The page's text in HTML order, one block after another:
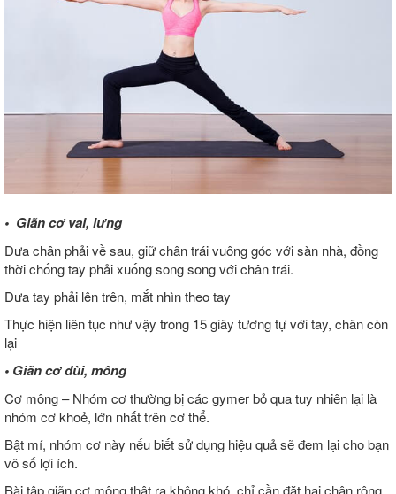
• Giãn cơ vai, lưng
Đưa chân phải về sau, giữ chân trái vuông góc với sàn nhà, đồng
thời chống tay phải xuống song song với chân trái.
Đưa tay phải lên trên, mắt nhìn theo tay
Thực hiện liên tục như vậy trong 15 giây tương tự với tay, chân còn
lại
• Giãn cơ đùi, mông
Cơ mông – Nhóm cơ thường bị các gymer bỏ qua tuy nhiên lại là
nhóm cơ khoẻ, lớn nhất trên cơ thể.
Bật mí, nhóm cơ này nếu biết sử dụng hiệu quả sẽ đem lại cho bạn
vô số lợi ích.
Bài tập giãn cơ mông thật ra không khó, chỉ cần đặt hai chân rộng,